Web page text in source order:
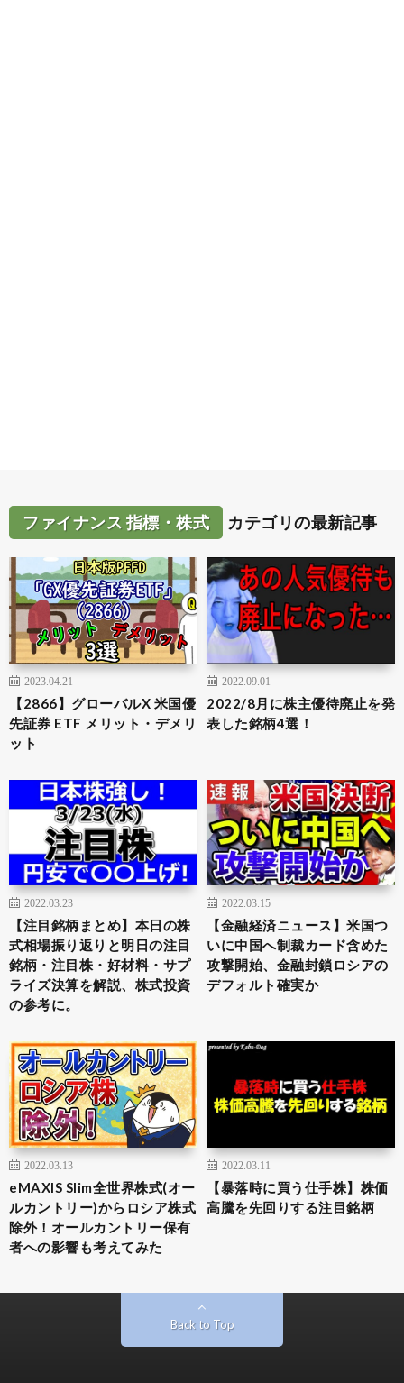
ファイナンス 指標・株式 カテゴリの最新記事
2023.04.21
【2866】グローバルX 米国優
先証券 ETF メリット・デメリ
ット
2022.09.01
2022/8月に株主優待廃止を発
表した銘柄4選！
2022.03.23
【注目銘柄まとめ】本日の株
式相場振り返りと明日の注目
銘柄・注目株・好材料・サプ
ライズ決算を解説、株式投資
の参考に。
2022.03.15
【金融経済ニュース】米国つ
いに中国へ制裁カード含めた
攻撃開始、金融封鎖ロシアの
デフォルト確実か
2022.03.13
eMAXIS Slim全世界株式(オー
ルカントリー)からロシア株式
除外！オールカントリー保有
者への影響も考えてみた
2022.03.11
【暴落時に買う仕手株】株価
高騰を先回りする注目銘柄
Back to Top